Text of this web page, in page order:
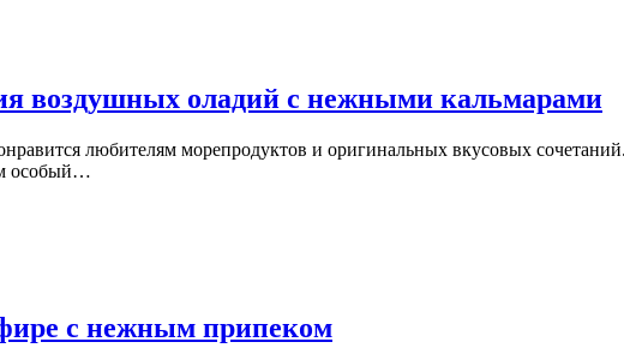
воздушных оладий с нежными кальмарами
любителям морепродуктов и оригинальных вкусовых
особый…
с нежным припеком